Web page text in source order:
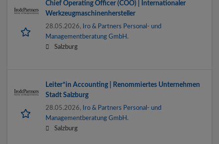
Chief Operating Officer (COO) | Internationaler
Werkzeugmaschinenhersteller
28.05.2026,
Iro & Partners Personal- und
Managementberatung GmbH.
Salzburg
Leiter*in Accounting | Renommiertes Unternehmen
Stadt Salzburg
28.05.2026,
Iro & Partners Personal- und
Managementberatung GmbH.
Salzburg